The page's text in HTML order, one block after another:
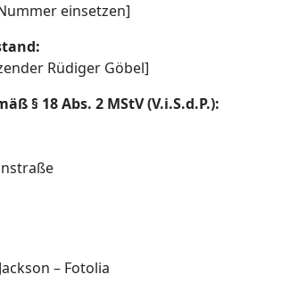
einsetzen]
Rüdiger Göbel]
§ 18 Abs. 2 MStV (V.i.S.d.P.):
– Fotolia